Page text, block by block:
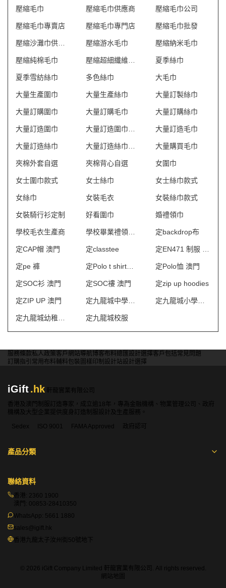
壓縮毛巾 壓縮毛巾供應商 壓縮毛巾公司
壓縮毛巾專賣店 壓縮毛巾專門店 壓縮毛巾批發
壓縮游水毛巾 壓縮納米毛巾
壓縮純棉毛巾 壓縮超細纖維毛巾 夏季絲巾
夏季雪紡絲巾 多色絲巾 大毛巾
大量生產圍巾 大量生產絲巾 大量訂製絲巾
大量訂購圍巾 大量訂購毛巾 大量訂購絲巾
大量訂造圍巾 大量訂造毛巾
大量訂造絲巾 大量購買毛巾
夾棉外套自選 夾棉背心自選 女圍巾
女士圍巾款式 女士絲巾 女士絲巾款式
女絲巾 女裝毛衣 女裝絲巾款式
女裝騎行衫定制 好看圍巾 婚禮領巾
學校毛衣生產商 學校畢業禮領呔定製 定backdrop布
定CAP帽 澳門 定classtee
定pe 褲 定Polo t shirt中文 定Polo恤 澳門
定SOC衫 澳門 定SOC褸 澳門 定zip up hoodies
定ZIP UP 澳門 定九龍城中學校服
定九龍城校服
服務條款私人政策客戶 網站導航博客布料總匯設計選擇客戶包括常見問題
訂購指引 常用布料輔料包裝 圖樣印制 設計站設計選擇
iGift.hk
軒龍實業有限公司
香港及澳門制服訂造專家，成立逾18年，專為金融機構、物業管理公司、政府
機構及大型企業提供度身訂造制服設計及生產服務。
Sedex
ISO 9001 FAMA Approved 政府認可
產品分類
聯絡資料
香港: 2360 1900
澳門: 00853-28410350
WhatsApp: 5661 1880
sales@igift.hk
香港九龍太子汝州街50號地下
© 2026 iGift Company Limited 軒龍實業有限公司. All rights reserved.
網站地圖